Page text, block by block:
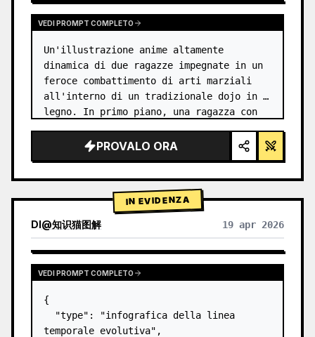
VEDI PROMPT COMPLETO
Un'illustrazione anime altamente
dinamica di due ragazze impegnate in un
feroce combattimento di arti marziali
all'interno di un tradizionale dojo in
legno. In primo piano, una ragazza con
default="capelli neri raccolti in uno…
PROVALO ORA
IN EVIDENZA
DI@知识猫图解 19 apr 2026
VEDI PROMPT COMPLETO
{
  "type": "infografica della linea
temporale evolutiva",